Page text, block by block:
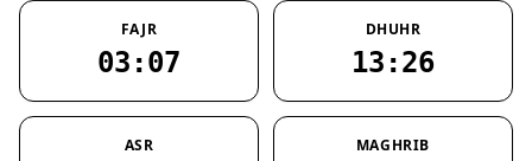
FAJR
03:07
DHUHR
13:26
ASR MAGHRIB